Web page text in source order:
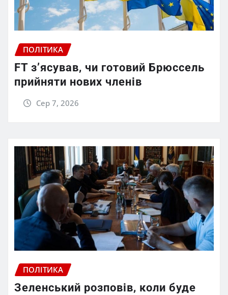
ПОЛІТИКА
FT зʼясував, чи готовий Брюссель
прийняти нових членів
Сер 7, 2026
ПОЛІТИКА
Зеленський розповів, коли буде